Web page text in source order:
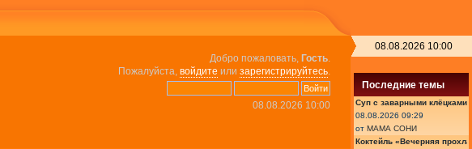
Добро пожаловать, Гость.
Пожалуйста, войдите или зарегистрируйтесь.
08.08.2026 10:00
08.08.2026 10:00
Последние темы
Суп с заварными клёцками
08.08.2026 09:29
от МАМА СОНИ
Коктейль «Вечерняя